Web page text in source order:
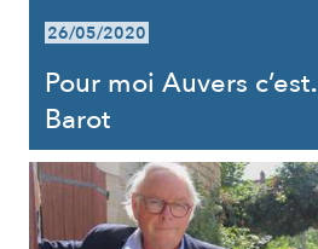
26/05/2020
Pour moi Auvers
Barot